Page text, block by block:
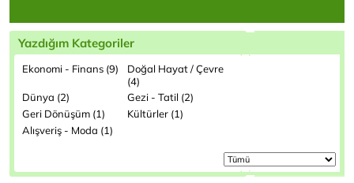
Yazdığım Kategoriler
Ekonomi - Finans (9) Doğal Hayat / Çevre
(4)
Dünya (2)
Gezi - Tatil (2)
Geri Dönüşüm (1)
Kültürler (1)
Alışveriş - Moda (1)